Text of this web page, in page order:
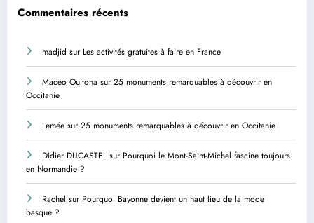
Commentaires récents
madjid sur Les activités gratuites à faire en France
Maceo Ouitona sur 25 monuments remarquables à découvrir en
Occitanie
Lemée sur 25 monuments remarquables à découvrir en Occitanie
Didier DUCASTELsur Pourquoi le Mont-Saint-Michel fascine toujours
en Normandie ?
Rachel sur Pourquoi Bayonne devient un haut lieu de la mode
basque ?